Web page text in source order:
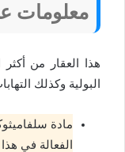
معلومات
هذا العقار من
البولية وكذلك
مادة
الفعالة في